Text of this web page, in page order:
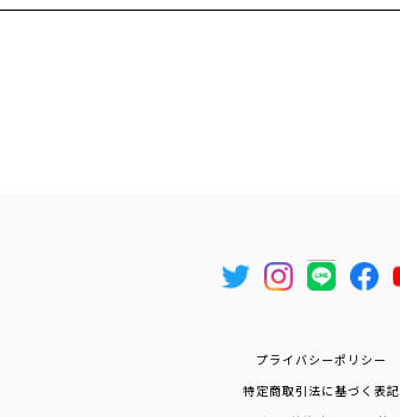
プライバシーポリシー
特定商取引法に基づく表記